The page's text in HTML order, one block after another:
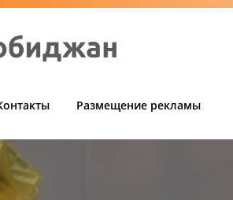
Размещение рекламы